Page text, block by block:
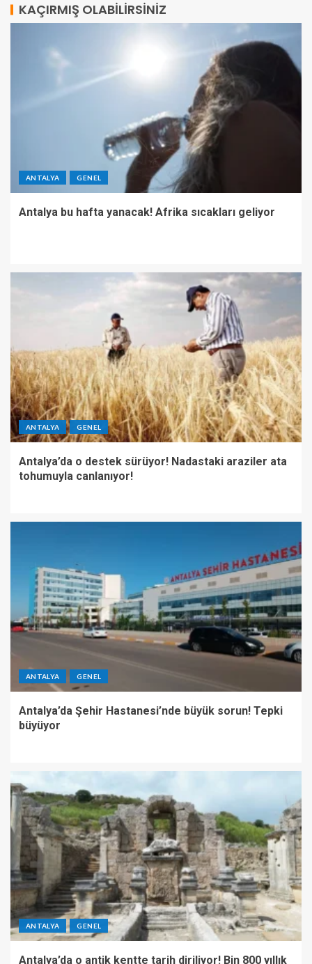
KAÇIRMIŞ OLABILIRSINIZ
ANTALYA GENEL
Antalya bu hafta yanacak! Afrika sıcakları geliyor
ANTALYA GENEL
Antalya’da o destek sürüyor! Nadastaki araziler ata
tohumuyla canlanıyor!
ANTALYA GENEL
Antalya’da Şehir Hastanesi’nde büyük sorun! Tepki
büyüyor
ANTALYA GENEL
Antalya’da o antik kentte tarih diriliyor! Bin 800 yıllık